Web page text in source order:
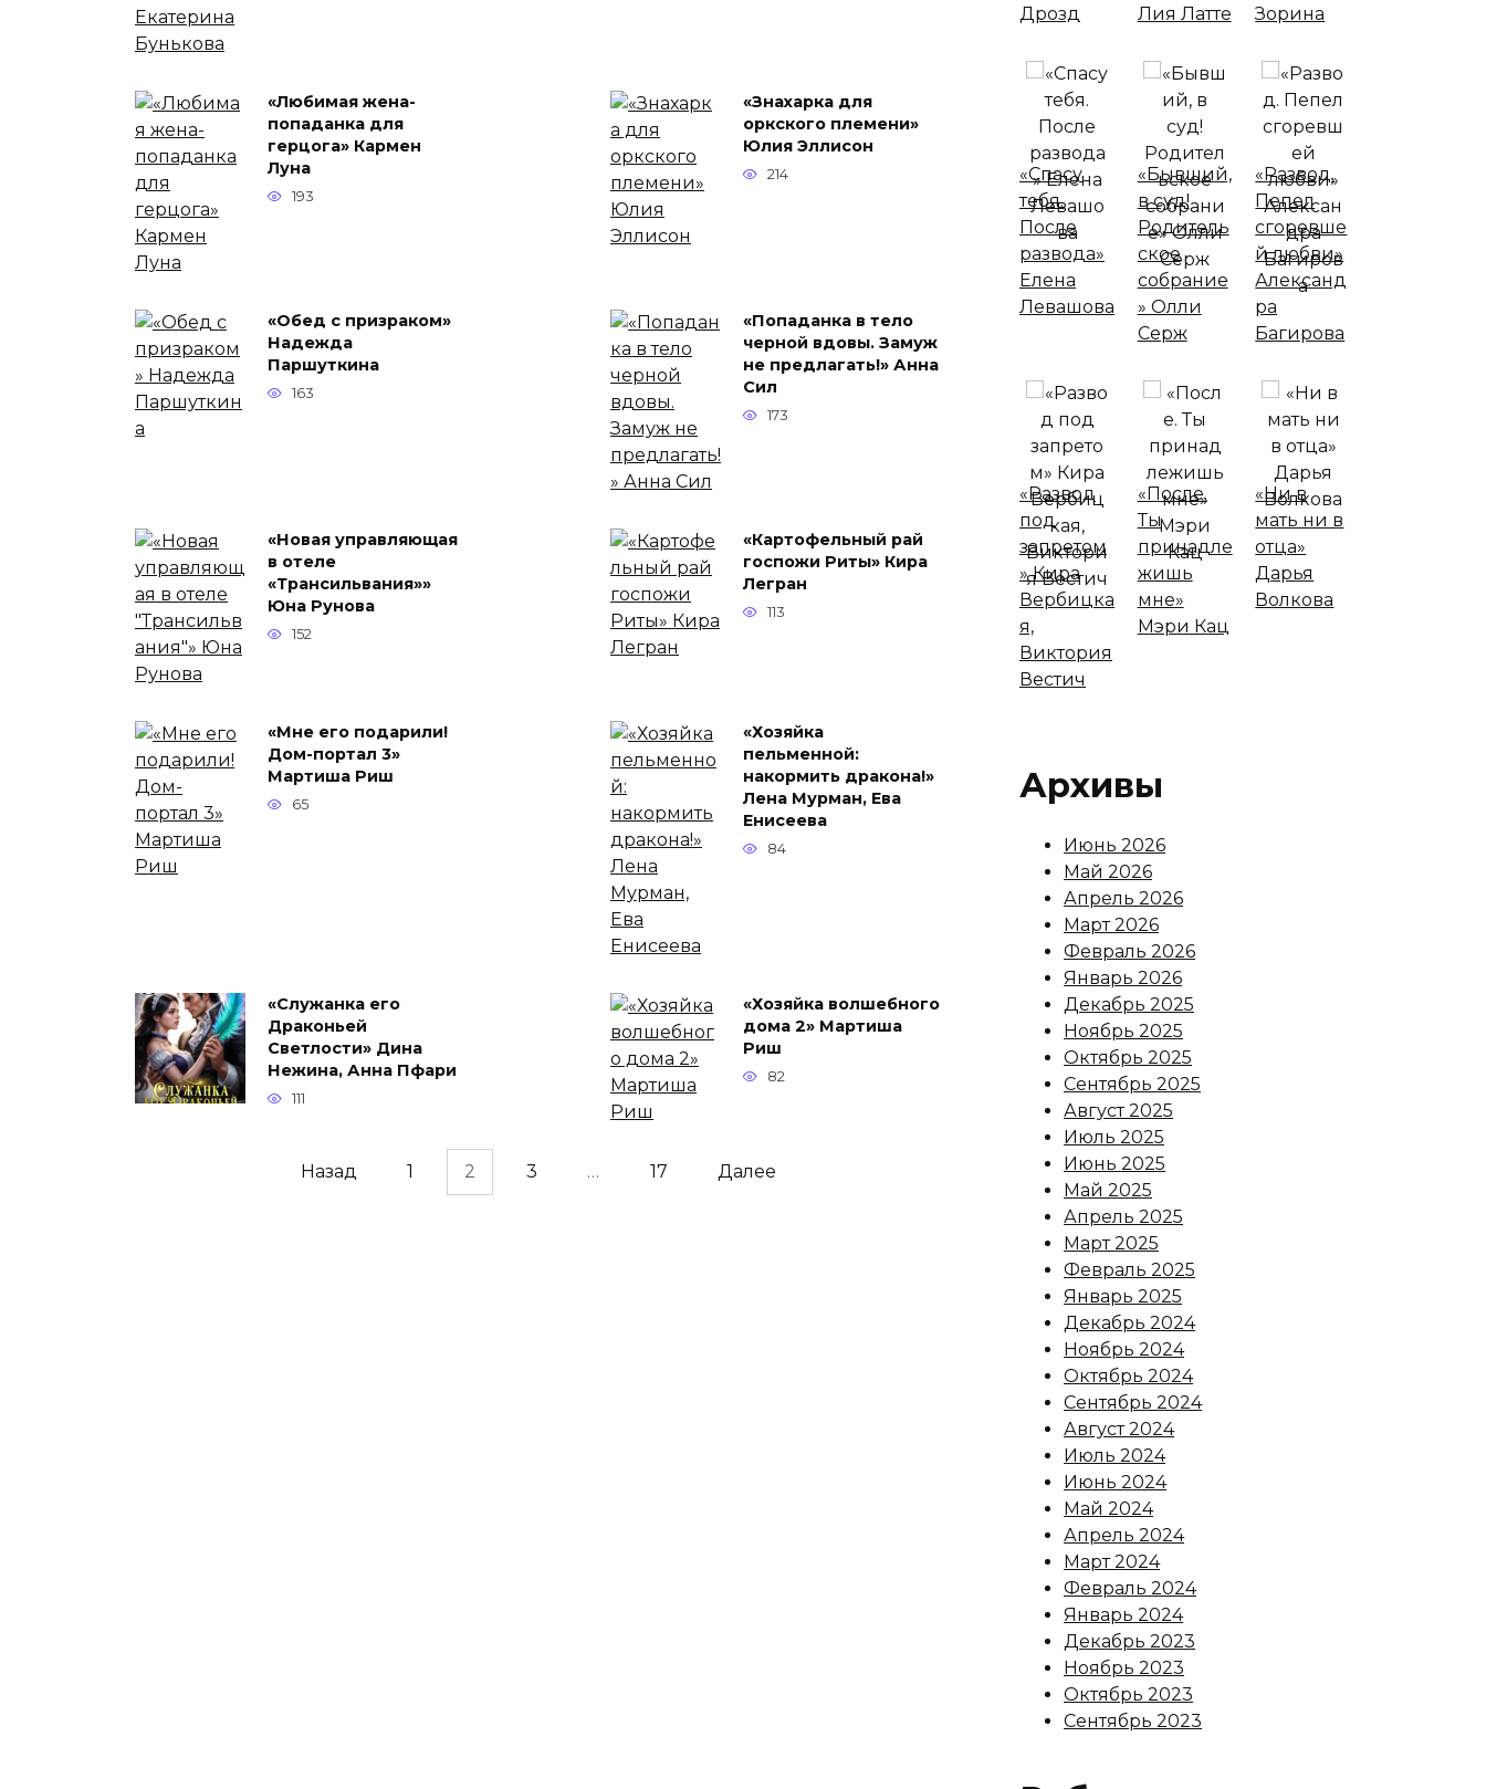
«Любимая жена-
попаданка для
герцога» Кармен
Луна
193
«Знахарка для
оркского племени»
Юлия Эллисон
214
«Обед с призраком»
Надежда
Паршуткина
163
«Попаданка в тело
черной вдовы. Замуж
не предлагать!» Анна
Сил
173
«Новая управляющая
в отеле
«Трансильвания»»
Юна Рунова
152
«Картофельный рай
госпожи Риты» Кира
Легран
113
«Мне его подарили!
Дом-портал 3»
Мартиша Риш
65
«Хозяйка
пельменной:
накормить дракона!»
Лена Мурман, Ева
Енисеева
84
«Служанка его
Драконьей
Светлости» Дина
Нежина, Анна Пфари
111
«Хозяйка волшебного
дома 2» Мартиша
Риш
82
Назад 1 2 3 … 17 Далее
Дрозд
Лия Латте
Зорина
«Спасу
тебя.
После
развода»
Елена
Левашова
«Бывший,
в суд!
Родитель
ское
собрание
» Олли
Серж
«Развод.
Пепел
сгоревше
й любви»
Александ
ра
Багирова
«Развод
под
запретом
» Кира
Вербицка
я,
Виктория
Вестич
«После.
Ты
принадле
жишь
мне»
Мэри Кац
«Ни в
мать ни в
отца»
Дарья
Волкова
Архивы
Июнь 2026
Май 2026
Апрель 2026
Март 2026
Февраль 2026
Январь 2026
Декабрь 2025
Ноябрь 2025
Октябрь 2025
Сентябрь 2025
Август 2025
Июль 2025
Июнь 2025
Май 2025
Апрель 2025
Март 2025
Февраль 2025
Январь 2025
Декабрь 2024
Ноябрь 2024
Октябрь 2024
Сентябрь 2024
Август 2024
Июль 2024
Июнь 2024
Май 2024
Апрель 2024
Март 2024
Февраль 2024
Январь 2024
Декабрь 2023
Ноябрь 2023
Октябрь 2023
Сентябрь 2023